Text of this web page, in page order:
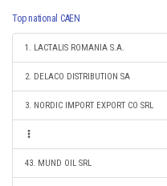
Top national CAEN
1. LACTALIS ROMANIA S.A.
2. DELACO DISTRIBUTION SA
3. NORDIC IMPORT EXPORT CO SRL
43. MUND OIL SRL